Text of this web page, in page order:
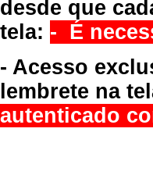
desde que
tela: - É
- Acesso
lembrete na
autenticado